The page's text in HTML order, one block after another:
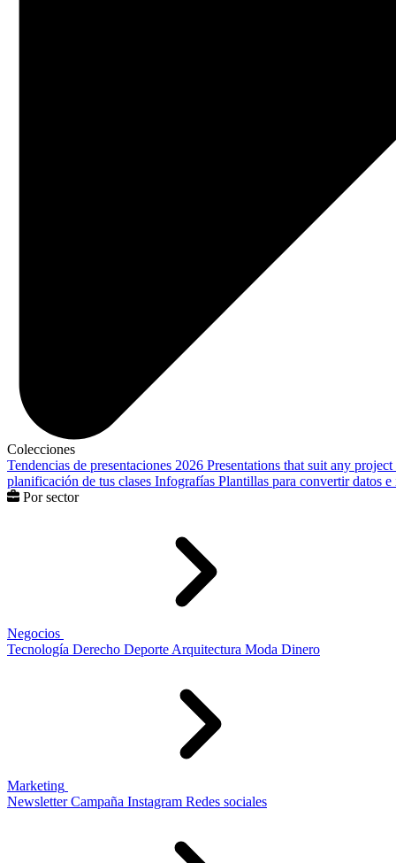
Colecciones
Tendencias de presentaciones 2026 Presentations that suit any project
planificación de tus clases Infografías Plantillas para convertir datos
Por sector
Negocios
Tecnología Derecho Deporte Arquitectura Moda Dinero
Marketing
Newsletter Campaña Instagram Redes sociales